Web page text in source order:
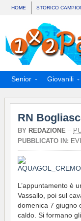
HOME STORICO
Senior Giovanili
RN
BY REDAZIONE –
PUBBLICATO IN:
L’appuntamento è
Vassallo, poi sul
domenica 7 giugno
caldo. Si formano